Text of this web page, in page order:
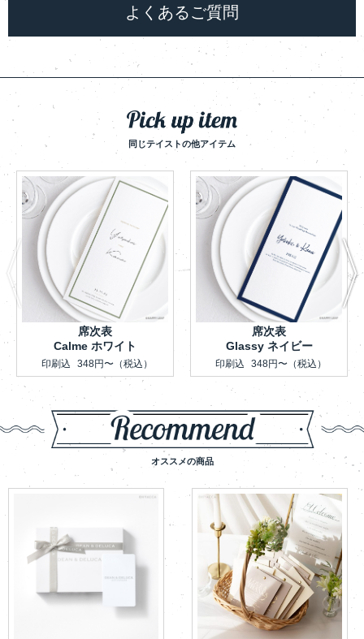
よくあるご質問
同じテイストの他アイテム
席次表
Calme ホワイト
印刷込 348円〜 （税込）
席次表
Glassy ネイビー
印刷込 348円〜 （税込）
オススメの商品